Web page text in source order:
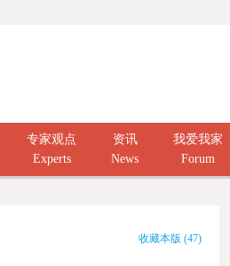
专家观点
Experts
资讯
News
我爱我家
Forum
收藏本版 (47)